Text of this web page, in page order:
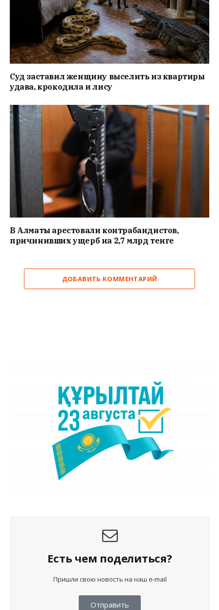
Суд заставил женщину выселить из квартиры
удава, крокодила и лису
В Алматы арестовали контрабандистов,
причинивших ущерб на 2,7 млрд тенге
ДОБАВИТЬ КОММЕНТАРИЙ
Есть чем поделиться?
Пришли свою новость на наш e-mail
Отправить